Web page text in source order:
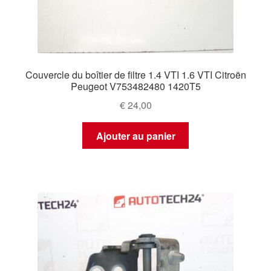
Couvercle du boîtier de filtre 1.4 VTI 1.6 VTI Citroën
Peugeot V753482480 1420T5
€24,00
Ajouter au panier